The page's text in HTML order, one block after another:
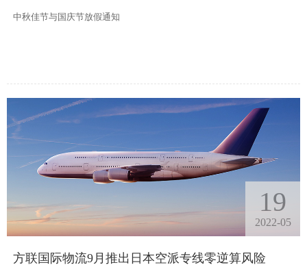
中秋佳节与国庆节放假通知
19
2022-05
方联国际物流9月推出日本空派专线零逆算风险